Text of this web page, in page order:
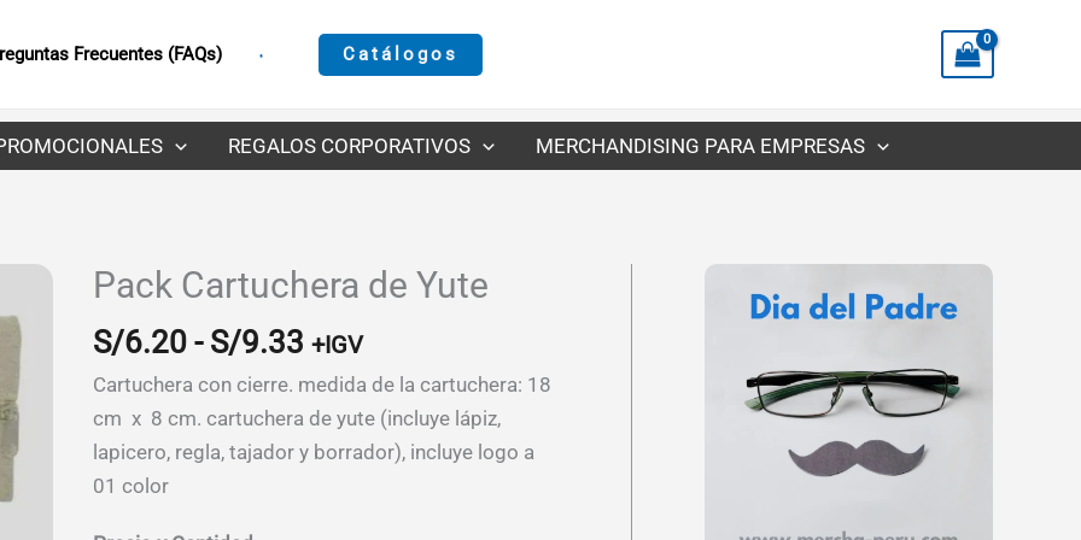
Frecuentes (FAQs) Catálogos
REGALOS CORPORATIVOS MERCHANDISING PARA EMPRESAS
Pack Cartuchera de Yute
S/6.20 - S/9.33 Rango
de
precios:
desde
S/6.20
+IGV
Cartuchera con cierre. medida de la cartuchera: 18
cm x 8 cm. cartuchera de yute (incluye lápiz,
lapicero, regla, tajador y borrador), incluye logo a
01 color
hasta
S/9.33